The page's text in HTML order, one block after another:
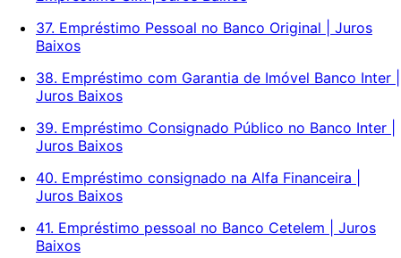
37. Empréstimo Pessoal no Banco Original | Juros
Baixos
38. Empréstimo com Garantia de Imóvel Banco Inter |
Juros Baixos
39. Empréstimo Consignado Público no Banco Inter |
Juros Baixos
40. Empréstimo consignado na Alfa Financeira |
Juros Baixos
41. Empréstimo pessoal no Banco Cetelem | Juros
Baixos